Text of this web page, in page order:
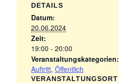
DETAILS
Datum:
20.06.2024
Zeit:
19:00 - 20:00
Veranstaltungskategorien:
Auftritt, Öffentlich
VERANSTALTUNGSORT